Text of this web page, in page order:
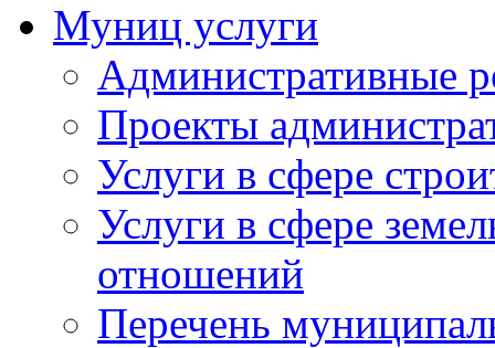
Муниц услуги
Административные
Проекты
Услуги в сфере
Услуги в сфере
отношений
Перечень